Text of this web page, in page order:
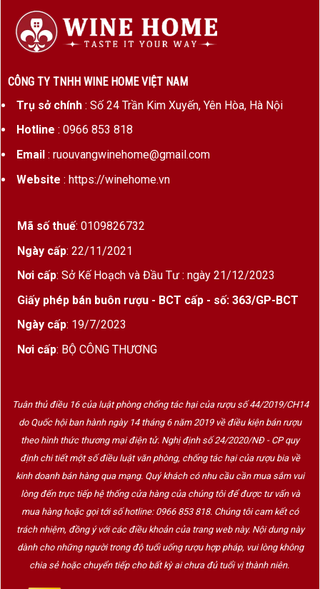
CÔNG TY TNHH WINE HOME VIỆT NAM
Trụ sở chính: Số 24 Trần Kim Xuyến, Yên Hòa, Hà Nội
Hotline : 0966 853 818
Email: ruouvangwinehome@gmail.com
Website : https://winehome.vn
Mã số thuế: 0109826732
Ngày cấp: 22/11/2021
Nơi cấp: Sở Kế Hoạch và Đầu Tư : ngày 21/12/2023
Giấy phép bán buôn rượu - BCT cấp - số: 363/GP-BCT
Ngày cấp: 19/7/2023
Nơi cấp: BỘ CÔNG THƯƠNG
Tuân thủ điều 16 của luật phòng chống tác hại của rượu số 44/2019/CH14
do Quốc hội ban hành ngày 14 tháng 6 năm 2019 về điều kiện bán rượu
theo hình thức thương mại điện tử. Nghị định số 24/2020/NĐ - CP quy
định chi tiết một số điều luật văn phòng, chống tác hại của rượu bia về
kinh doanh bán hàng qua mạng. Quý khách có nhu cầu cần mua sắm vui
lòng đến trực tiếp hệ thống cửa hàng của chúng tôi để được tư vấn và
mua hàng hoặc gọi tới số hotline: 0966 853 818. Chúng tôi cam kết có
trách nhiệm, đồng ý với các điều khoản của trang web này. Nội dung này
dành cho những người trong độ tuổi uống rượu hợp pháp, vui lòng không
chia sẻ hoặc chuyển tiếp cho bất kỳ ai chưa đủ tuổi vị thành niên.